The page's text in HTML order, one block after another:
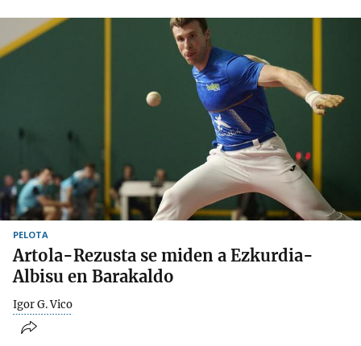
PELOTA
Artola-Rezusta se miden a Ezkurdia-
Albisu en Barakaldo
Igor G. Vico